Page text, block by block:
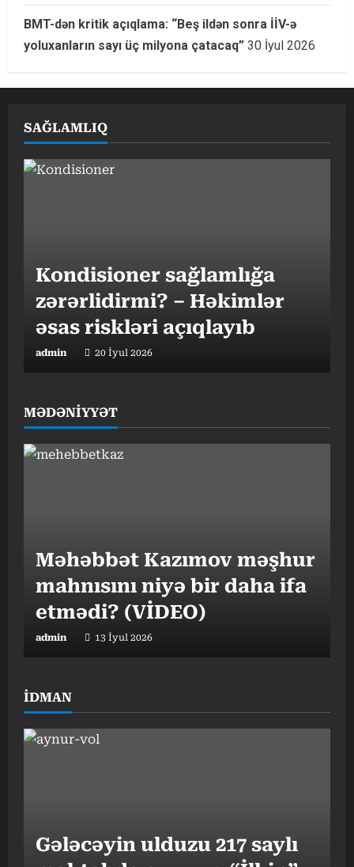
BMT-dən kritik açıqlama: “Beş ildən sonra İİV-ə
yoluxanların sayı üç milyona çatacaq” 30 İyul 2026
SAĞLAMLIQ
Kondisioner sağlamlığa
zərərlidirmi? – Həkimlər
əsas riskləri açıqlayıb
admin 20 İyul 2026
Gündəlik 10 min addım
admin 17 İyul 2026
Nə pəhriz, nə də idman:
Alimlər ömrü uzadan
MƏDƏNİYYƏT
Məhəbbət Kazımov məşhur
mahnısını niyə bir daha ifa
etmədi? (VİDEO)
admin 13 İyul 2026
“Ey ana məskənim, gözəl
admin 23 İyun 2026
İDMAN
Gələcəyin ulduzu 217 saylı